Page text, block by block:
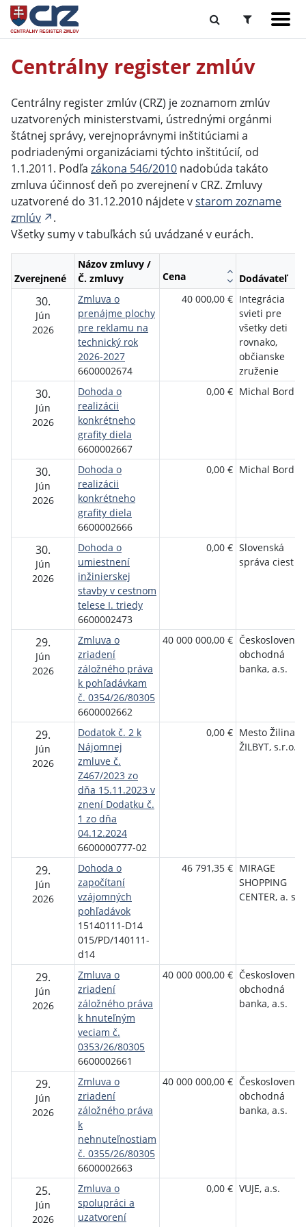
Centrálny register zmlúv
Centrálny register zmlúv (CRZ) je zoznamom zmlúv
uzatvorených ministerstvami, ústrednými orgánmi
štátnej správy, verejnoprávnymi inštitúciami a
podriadenými organizáciami týchto inštitúcií, od
1.1.2011. Podľa zákona 546/2010 nadobúda takáto
zmluva účinnosť deň po zverejnení v CRZ. Zmluvy
uzatvorené do 31.12.2010 nájdete vstarom zozname
zmlúv
.
Všetky sumy v tabuľkách sú uvádzané v eurách.
Zverejnené
Názov zmluvy /
Č. zmluvy
Cena Dodávateľ
30.
Jún
2026
Zmluva o
prenájme plochy
pre reklamu na
technický rok
2026-2027
6600002674
40 000,00 € Integrácia
svieti pre
všetky deti
rovnako,
občianske
zruženie
30.
Jún
2026
Dohoda o
realizácii
konkrétneho
grafity diela
6600002667
0,00 € Michal
30.
Jún
2026
Dohoda o
realizácii
konkrétneho
grafity diela
6600002666
0,00 € Michal
30.
Jún
2026
Dohoda o
umiestnení
inžinierskej
stavby v cestnom
telese I. triedy
6600002473
0,00 € Slovenská
správa ciest
29.
Jún
2026
Zmluva o
zriadení
záložného práva
k pohľadávkam
č. 0354/26/80305
6600002662
40 000 000,00 €
obchodná
banka, a.s.
29.
Jún
2026
Dodatok č. 2 k
Nájomnej
zmluve č.
Z467/2023 zo
dňa 15.11.2023 v
znení Dodatku č.
1 zo dňa
04.12.2024
6600000777-02
0,00 € Mesto Žilina;
ŽILBYT, s.r.o.
29.
Jún
2026
Dohoda o
započítaní
vzájomných
pohľadávok
15140111-D14
015/PD/140111-
d14
46 791,35 € MIRAGE
SHOPPING
CENTER, a. s.
29.
Jún
2026
Zmluva o
zriadení
záložného práva
k hnuteľným
veciam č.
0353/26/80305
6600002661
40 000 000,00 €
obchodná
banka, a.s.
29.
Jún
2026
Zmluva o
zriadení
záložného práva
k
nehnuteľnostiam
č. 0355/26/80305
6600002663
40 000 000,00 €
obchodná
banka, a.s.
25.
Jún
2026
Zmluva o
spolupráci a
uzatvorení
0,00 € VUJE, a.s.